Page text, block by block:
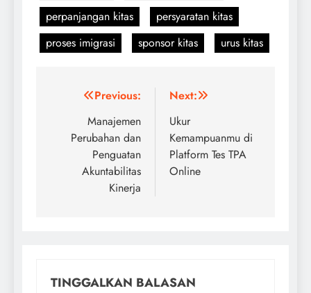
perpanjangan kitas
persyaratan kitas
proses imigrasi
sponsor kitas urus kitas
NavigasiPrevious:
Manajemen
Perubahan dan
Penguatan
Akuntabilitas
Kinerja
Next:
Ukur
Kemampuanmu di
Platform Tes TPA
Online
TINGGALKAN BALASAN